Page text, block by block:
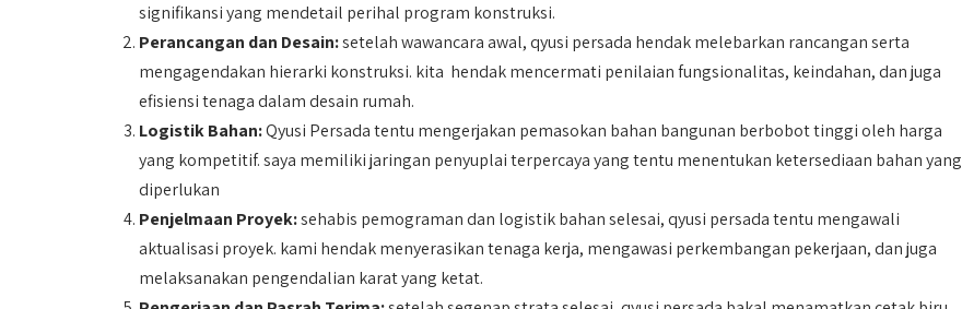
signifikansi yang mendetail perihal program konstruksi.
Perancangan dan Desain:setelah wawancara awal, qyusi persada hendak melebarkan rancangan serta
mengagendakan hierarki konstruksi. kita hendak mencermati penilaian fungsionalitas, keindahan, dan juga
efisiensi tenaga dalam desain rumah.
Logistik Bahan:Qyusi Persada tentu mengerjakan pemasokan bahan bangunan berbobot tinggi oleh harga
yang kompetitif. saya memiliki jaringan penyuplai terpercaya yang tentu menentukan ketersediaan bahan yang
diperlukan
Penjelmaan Proyek:sehabis pemograman dan logistik bahan selesai, qyusi persada tentu mengawali
aktualisasi proyek. kami hendak menyerasikan tenaga kerja, mengawasi perkembangan pekerjaan, dan juga
melaksanakan pengendalian karat yang ketat.